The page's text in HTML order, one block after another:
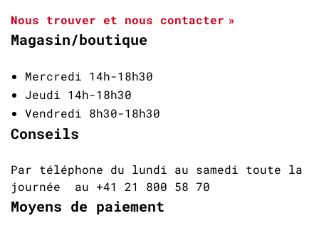
Nous trouver et nous contacter
Magasin/boutique
Mercredi 14h-18h30
Jeudi 14h-18h30
Vendredi 8h30-18h30
Conseils
Par téléphone du lundi au samedi toute la
journée au +41 21 800 58 70
Moyens de paiement